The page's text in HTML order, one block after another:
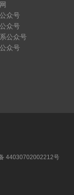
众号
众号
公众号
众号
44030702002212号